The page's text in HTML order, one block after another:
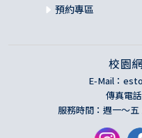
預約專區
校園
E-Mail：
傳真電
服務時間：週一～五